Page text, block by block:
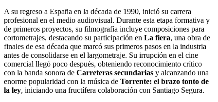
A su regreso a España en la década de 1990, inició su carrera
profesional en el medio audiovisual. Durante esta etapa formativa y
de primeros proyectos, su filmografía incluye composiciones para
cortometrajes, destacando su participación en La fiera, una obra de
finales de esa década que marcó sus primeros pasos en la industria
antes de consolidarse en el largometraje. Su irrupción en el cine
comercial llegó poco después, obteniendo reconocimiento crítico
con la banda sonora de Carreteras secundarias y alcanzando una
enorme popularidad con la música de Torrente: el brazo tonto de
la ley, iniciando una fructífera colaboración con Santiago Segura.